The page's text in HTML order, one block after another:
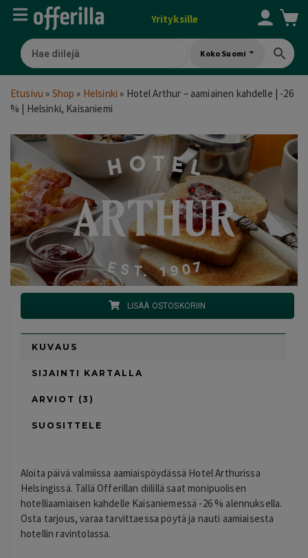
Yrityksille
Koko Suomi
Etusivu » Shop » Helsinki » Hotel Arthur – aamiainen kahdelle | -26
% | Helsinki, Kaisaniemi
LISÄÄ OSTOSKORIIN
KUVAUS
SIJAINTI KARTALLA
ARVIOT (3)
SUOSITTELE
Aloita päivä valmiissa aamiaispöydässä Hotel Arthurissa
Helsingissä. Tällä Offerillan diilillä saat monipuolisen
hotelliaamiaisen kahdelle Kaisaniemessä -26 % alennuksella.
Osta tarjous, varaa tarvittaessa pöytä ja nauti aamiaisesta
hotellin ravintolassa.